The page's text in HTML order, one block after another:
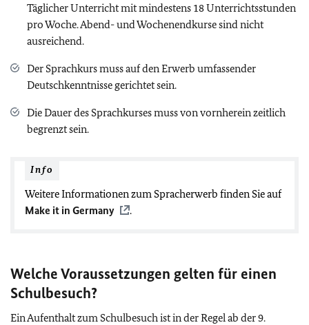
Täglicher Unterricht mit mindestens 18 Unterrichtsstunden
pro Woche. Abend- und Wochenendkurse sind nicht
ausreichend.
Der Sprachkurs muss auf den Erwerb umfassender
Deutschkenntnisse gerichtet sein.
Die Dauer des Sprachkurses muss von vornherein zeitlich
begrenzt sein.
Info
Weitere Informationen zum Spracherwerb finden Sie auf
Make it in Germany
.
Welche Voraussetzungen gelten für einen
Schulbesuch?
Ein Aufenthalt zum Schulbesuch ist in der Regel ab der 9.